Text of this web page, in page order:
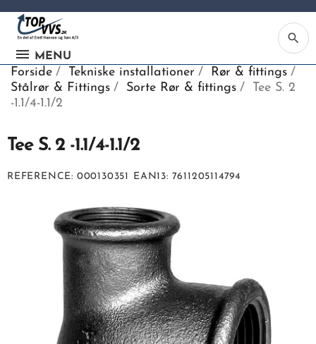
MENU
search
Forside Tekniske installationer
Rør & fittings
Stålrør & Fittings
Sorte Rør & fittings
Tee S. 2
-1.1/4-1.1/2
Tee S. 2 -1.1/4-1.1/2
REFERENCE 000130351 EAN13 7611205114794